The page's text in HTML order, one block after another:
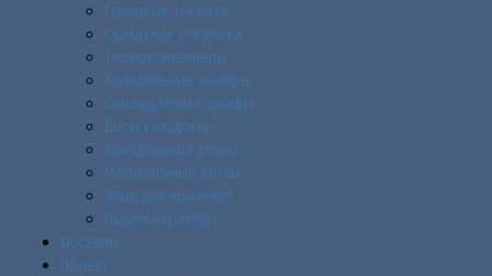
Грузовые тележки
Складские стеллажи
Термоконтейнеры
Холодильные камеры
Охлаждаемые шкафы
Весы складские
Холодильные столы
Морозильные столы
Лари для хранения
Льдогенераторы
Доставка
Проект